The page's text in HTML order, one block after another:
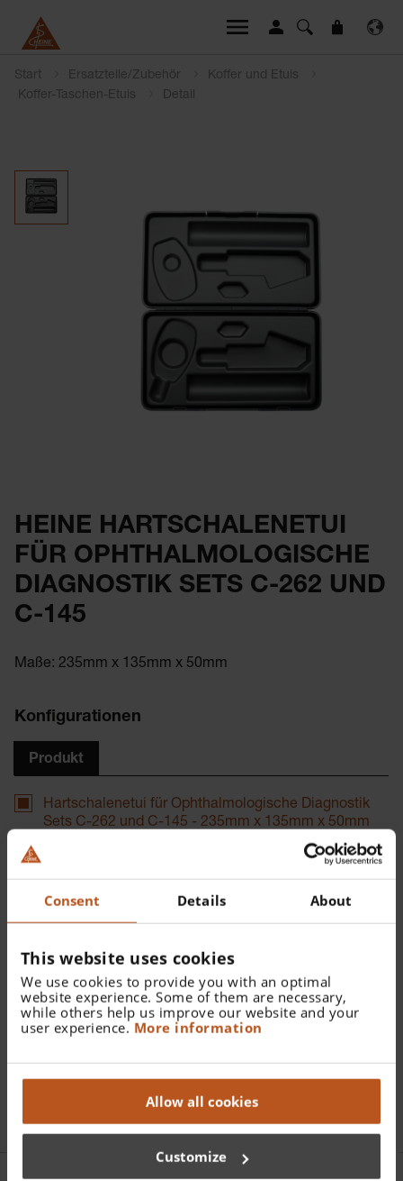
Consent Details About
This website uses cookies
We use cookies to provide you with an optimal
website experience. Some of them are necessary,
while others help us improve our website and your
user experience. More information
Allow all cookies
Customize
Start Ersatzteile/Zubehör
Koffer und Etuis
Koffer-Taschen-Etuis
Detail
HEINE HARTSCHALENETUI
FÜR OPHTHALMOLOGISCHE
DIAGNOSTIK SETS C-262 UND
C-145
Maße: 235mm x 135mm x 50mm
Konfigurationen
Produkt
Hartschalenetui für Ophthalmologische Diagnostik
Sets C-262 und C-145 - 235mm x 135mm x 50mm
Katalognummer:
Finden Sie einen Fachhändler
Weitere Details
Hartschalenetui für Ophthalmologische Diagnostik Sets